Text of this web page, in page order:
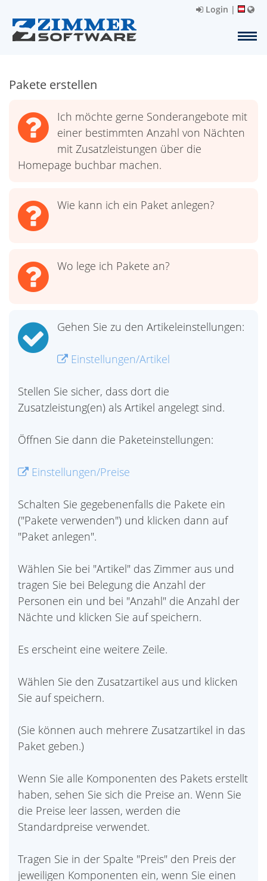
Login |
Pakete erstellen
Ich möchte gerne Sonderangebote mit
einer bestimmten Anzahl von Nächten
mit Zusatzleistungen über die
Homepage buchbar machen.
Wie kann ich ein Paket anlegen?
Wo lege ich Pakete an?
Gehen Sie zu den Artikeleinstellungen:
Einstellungen/Artikel
Stellen Sie sicher, dass dort die
Zusatzleistung(en) als Artikel angelegt sind.
Öffnen Sie dann die Paketeinstellungen:
Einstellungen/Preise
Schalten Sie gegebenenfalls die Pakete ein
("Pakete verwenden") und klicken dann auf
"Paket anlegen".
Wählen Sie bei "Artikel" das Zimmer aus und
tragen Sie bei Belegung die Anzahl der
Personen ein und bei "Anzahl" die Anzahl der
Nächte und klicken Sie auf speichern.
Es erscheint eine weitere Zeile.
Wählen Sie den Zusatzartikel aus und klicken
Sie auf speichern.
(Sie können auch mehrere Zusatzartikel in das
Paket geben.)
Wenn Sie alle Komponenten des Pakets erstellt
haben, sehen Sie sich die Preise an. Wenn Sie
die Preise leer lassen, werden die
Standardpreise verwendet.
Tragen Sie in der Spalte "Preis" den Preis der
jeweiligen Komponenten ein, wenn Sie einen